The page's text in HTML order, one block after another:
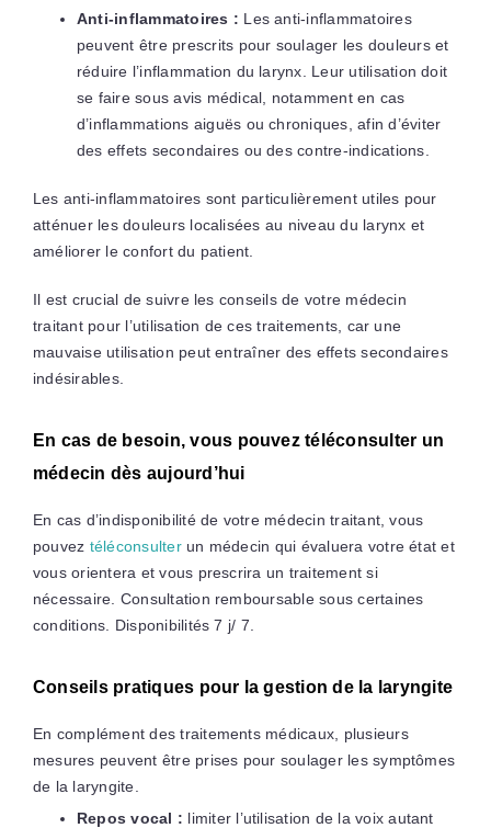
Anti-inflammatoires : Les anti-inflammatoires
peuvent être prescrits pour soulager les douleurs et
réduire l’inflammation du larynx. Leur utilisation doit
se faire sous avis médical, notamment en cas
d’inflammations aiguës ou chroniques, afin d’éviter
des effets secondaires ou des contre-indications.
Les anti-inflammatoires sont particulièrement utiles pour
atténuer les douleurs localisées au niveau du larynx et
améliorer le confort du patient.
Il est crucial de suivre les conseils de votre médecin
traitant pour l’utilisation de ces traitements, car une
mauvaise utilisation peut entraîner des effets secondaires
indésirables.
En cas de besoin, vous pouvez téléconsulter un
médecin dès aujourd’hui
En cas d’indisponibilité de votre médecin traitant, vous
pouvez téléconsulterun médecin qui évaluera votre état et
vous orientera et vous prescrira un traitement si
nécessaire. Consultation remboursable sous certaines
conditions. Disponibilités 7 j/ 7.
Conseils pratiques pour la gestion de la laryngite
En complément des traitements médicaux, plusieurs
mesures peuvent être prises pour soulager les symptômes
de la laryngite.
Repos vocal : limiter l’utilisation de la voix autant